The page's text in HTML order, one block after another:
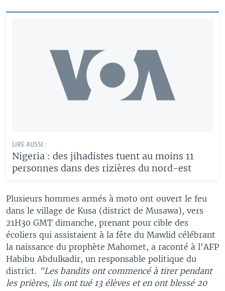
LIRE AUSSI :
Nigeria : des jihadistes tuent au moins 11
personnes dans des rizières du nord-est
Plusieurs hommes armés à moto ont ouvert le feu
dans le village de Kusa (district de Musawa), vers
21H30 GMT dimanche, prenant pour cible des
écoliers qui assistaient à la fête du Mawlid célébrant
la naissance du prophète Mahomet, a raconté à l'AFP
Habibu Abdulkadir, un responsable politique du
district. "Les bandits ont commencé à tirer pendant
les prières, ils ont tué 13 élèves et en ont blessé 20